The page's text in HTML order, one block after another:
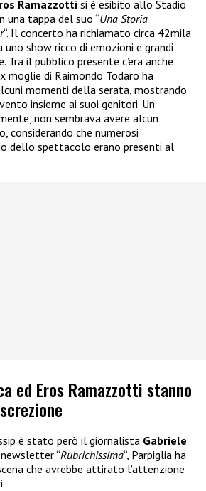
Ramazzottisi è esibito allo Stadio
una tappa del suo “Una Storia
“. Il concerto ha richiamato circa 42mila
show ricco di emozioni e grandi
Tra il pubblico presente c’era anche
moglie di Raimondo Todaro ha
momenti della serata, mostrando
insieme ai suoi genitori. Un
non sembrava avere alcun
considerando che numerosi
dello spettacolo erano presenti al
ed Eros Ramazzotti stanno
è stato però il giornalista Gabriele
“Rubrichissima“, Parpiglia ha
che avrebbe attirato l’attenzione